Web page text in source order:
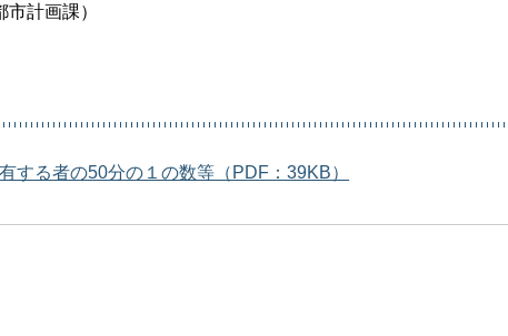
市計画課）
する者の50分の１の数等（PDF：39KB）